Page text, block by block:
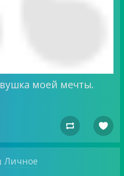
моей мечты.
 
Личное